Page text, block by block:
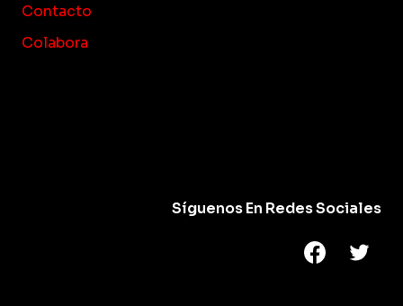
Contacto
Colabora
Síguenos En Redes Sociales